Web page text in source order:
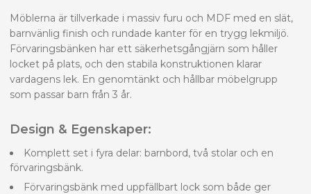
Möblerna är tillverkade i massiv furu och MDF med en slät,
barnvänlig finish och rundade kanter för en trygg lekmiljö.
Förvaringsbänken har ett säkerhetsgångjärn som håller
locket på plats, och den stabila konstruktionen klarar
vardagens lek. En genomtänkt och hållbar möbelgrupp
som passar barn från 3 år.
Design & Egenskaper:
Komplett set i fyra delar: barnbord, två stolar och en
förvaringsbänk.
Förvaringsbänk med uppfällbart lock som både ger